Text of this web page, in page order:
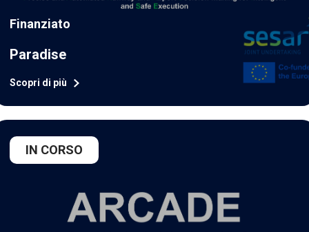
Finanziato
Paradise
Scopri di più
IN CORSO